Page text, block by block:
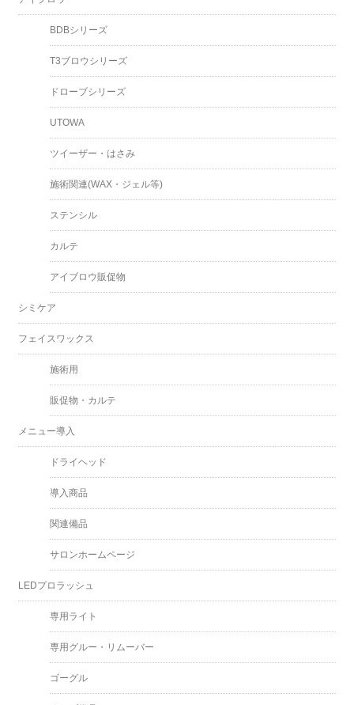
BDBシリーズ
T3ブロウシリーズ
ドローブシリーズ
UTOWA
ツイーザー・はさみ
施術関連(WAX・ジェル等)
ステンシル
カルテ
アイブロウ販促物
シミケア
フェイスワックス
施術用
販促物・カルテ
メニュー導入
ドライヘッド
導入商品
関連備品
サロンホームページ
LEDプロラッシュ
専用ライト
専用グルー・リムーバー
ゴーグル